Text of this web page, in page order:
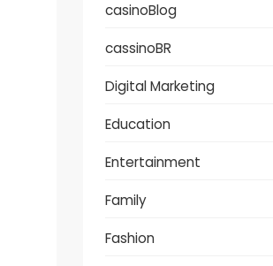
casinoBlog
cassinoBR
Digital Marketing
Education
Entertainment
Family
Fashion